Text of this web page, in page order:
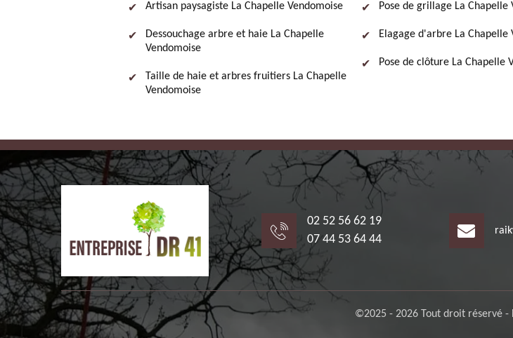
Artisan paysagiste La Chapelle Vendomoise
Dessouchage arbre et haie La Chapelle
Vendomoise
Taille de haie et arbres fruitiers La Chapelle
Vendomoise
Pose de grillage La Chapelle
Elagage d'arbre La Chapelle
Pose de clôture La Chapelle
02 52 56 62 19
07 44 53 64 44
©2025 - 2026 Tout droit réservé -